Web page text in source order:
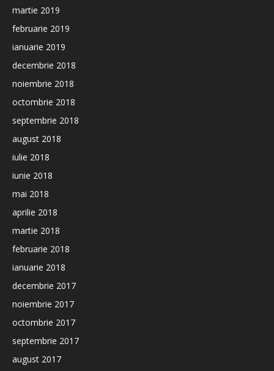
martie 2019
februarie 2019
ianuarie 2019
decembrie 2018
noiembrie 2018
octombrie 2018
septembrie 2018
august 2018
iulie 2018
iunie 2018
mai 2018
aprilie 2018
martie 2018
februarie 2018
ianuarie 2018
decembrie 2017
noiembrie 2017
octombrie 2017
septembrie 2017
august 2017